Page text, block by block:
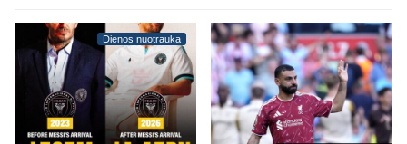
Dienos nuotrauka